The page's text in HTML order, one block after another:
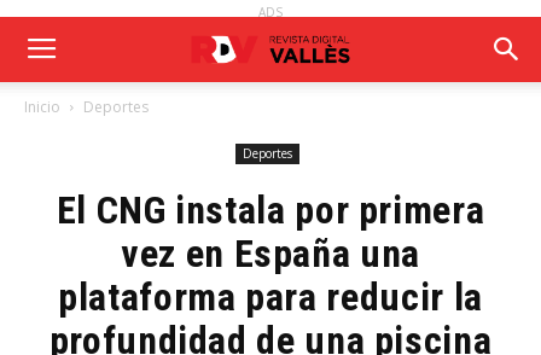
ADS
Inicio Deportes
Deportes
El CNG instala por primera
vez en España una
plataforma para reducir la
profundidad de una piscina